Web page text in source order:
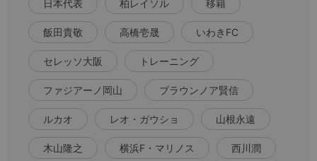
日本代表 柏レイソル 移籍
飯田貴敬 高橋壱晟 いわきFC
セレッソ大阪 トレーニング
ファジアーノ岡山 ブラウンノア賢信
ルカオ レオ・ガウショ 山根永遠
木山隆之 横浜F・マリノス 西川潤